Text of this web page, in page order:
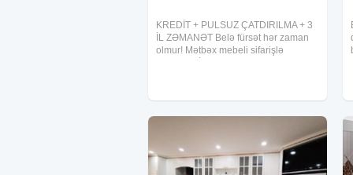
KREDİT + PULSUZ ÇATDIRILMA + 3
İL ZƏMANƏT Belə fürsət hər zaman
olmur! Mətbəx mebeli sifarişlə
zəmanət sənədi Bu gün